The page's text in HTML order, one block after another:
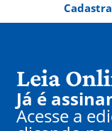
Leia
Já é
Acesse a